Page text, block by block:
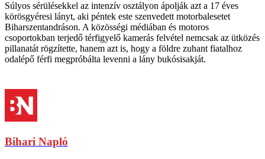
Súlyos sérülésekkel az intenzív osztályon ápolják azt a 17 éves
körösgyéresi lányt, aki péntek este szenvedett motorbalesetet
Biharszentandráson. A közösségi médiában és motoros
csoportokban terjedő térfigyelő kamerás felvétel nemcsak az ütközés
pillanatát rögzítette, hanem azt is, hogy a földre zuhant fiatalhoz
odalépő férfi megpróbálta levenni a lány bukósisakját.
Bihari Napló